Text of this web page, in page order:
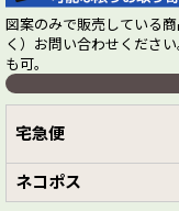
図案のみで販売している
く）お問い合わせください
も可。
宅急便
ネコポス